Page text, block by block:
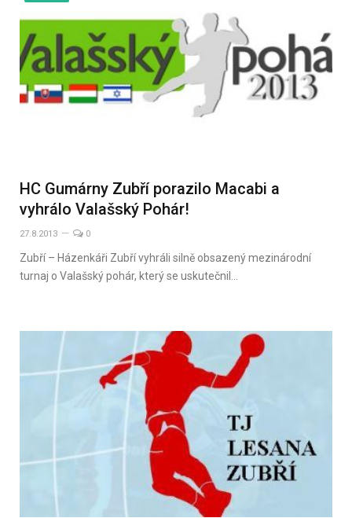
HC Gumárny Zubří porazilo Macabi a
vyhrálo Valašský Pohár!
27.8.2013 0
Zubří – Házenkáři Zubří vyhráli silně obsazený mezinárodní
turnaj o Valašský pohár, který se uskutečnil…